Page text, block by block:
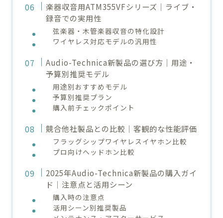
楽器収音用ATM355VFシリーズ｜ライブ・
録音での実用性
弦楽器・木管楽器収音の特化設計
ワイヤレス対応モデルの汎用性
Audio-Technica新製品の選び方｜用途・
予算別推奨モデル
用途別おすすめモデル
予算別推奨プラン
購入前チェックポイント
競合他社製品との比較｜客観的な性能評価
フラッグシップワイヤレスイヤホン比較
プロ向けヘッドホン比較
2025年Audio-Technica新製品の購入ガイ
ド｜注意点と活用シーン
購入時の注意点
活用シーン別推奨製品